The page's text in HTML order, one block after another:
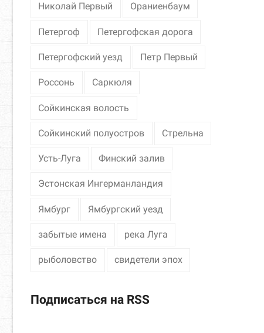
Николай Первый Ораниенбаум
Петергоф Петергофская дорога
Петергофский уезд Петр Первый
Россонь Саркюля
Сойкинская волость
Сойкинский полуостров Стрельна
Усть-Луга Финский залив
Эстонская Ингерманландия
Ямбург Ямбургский уезд
забытые имена река Луга
рыболовство свидетели эпох
Подписаться на RSS